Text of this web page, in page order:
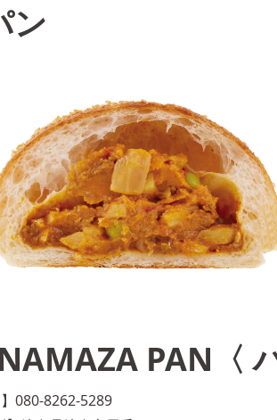
ン
PAN〈
】080-8262-5289